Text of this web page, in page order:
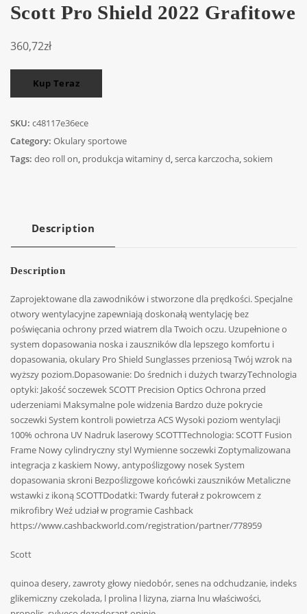
Scott Pro Shield 2022 Grafitowe
360,72zł
Kup Teraz
SKU: c48117e36ece
Category: Okulary sportowe
Tags: deo roll on, produkcja witaminy d,serca karczocha,sokiem
Description
Description
Zaprojektowane dla zawodników i stworzone dla prędkości. Specjalne
otwory wentylacyjne zapewniają doskonałą wentylację bez
poświęcania ochrony przed wiatrem dla Twoich oczu. Uzupełnione o
system dopasowania noska i zauszników dla lepszego komfortu i
dopasowania, okulary Pro Shield Sunglasses przeniosą Twój wzrok na
wyższy poziom.Dopasowanie: Do średnich i dużych twarzyTechnologia
optyki: Jakość soczewek SCOTT Precision Optics Ochrona przed
uderzeniami Maksymalne pole widzenia Bardzo duże pokrycie
soczewki System kontroli powietrza ACS Wysoki poziom wentylacji
100% ochrona UV Nadruk laserowy SCOTTTechnologia: SCOTT Fusion
Frame Nowy cylindryczny styl Wymienne soczewki Zoptymalizowana
integracja z kaskiem Nowy, antypoślizgowy nosek System
dopasowania skroni Bezpoślizgowe końcówki zauszników Metaliczne
wstawki z ikoną SCOTTDodatki: Twardy futerał z pokrowcem z
mikrofibry Weź udział w programie Cashback
https://www.cashbackworld.com/registration/partner/778959
Scott
quinoa desery, zawroty głowy niedobór, senes na odchudzanie, indeks
glikemiczny czekolada, l prolina l lizyna, ziarna lnu właściwości,